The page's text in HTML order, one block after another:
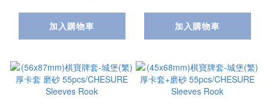
加入購物車 加入購物車